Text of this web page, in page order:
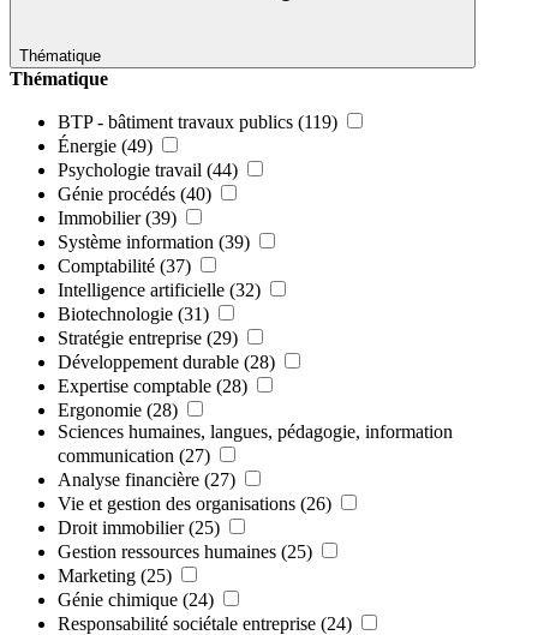
Thématique
Thématique
BTP - bâtiment travaux publics (119)
Énergie (49)
Psychologie travail (44)
Génie procédés (40)
Immobilier (39)
Système information (39)
Comptabilité (37)
Intelligence artificielle (32)
Biotechnologie (31)
Stratégie entreprise (29)
Développement durable (28)
Expertise comptable (28)
Ergonomie (28)
Sciences humaines, langues, pédagogie, information
communication (27)
Analyse financière (27)
Vie et gestion des organisations (26)
Droit immobilier (25)
Gestion ressources humaines (25)
Marketing (25)
Génie chimique (24)
Responsabilité sociétale entreprise (24)